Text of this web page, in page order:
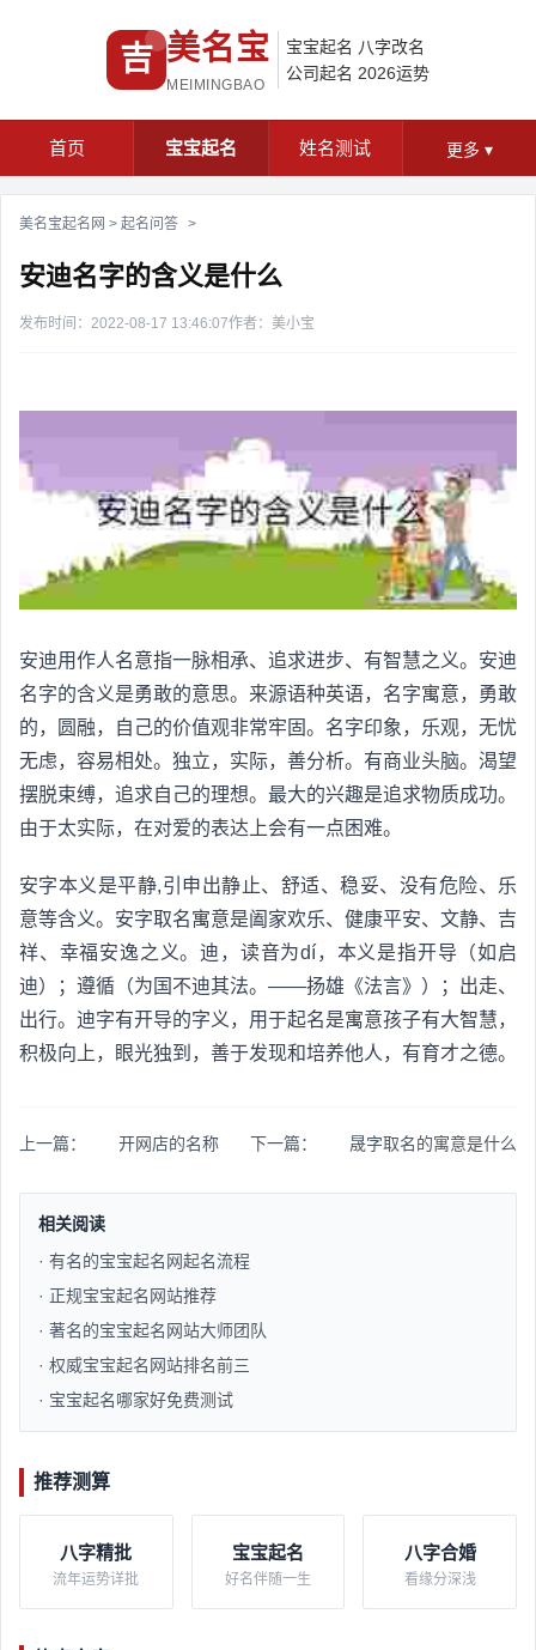
吉 美名宝
MEIMINGBAO
宝宝起名 八字改名
公司起名 2026运势
首页 宝宝起名 姓名测试 更多 ▾
美名宝起名网 > 起名问答 >
安迪名字的含义是什么
发布时间：2022-08-17 13:46:07作者：美小宝
安迪用作人名意指一脉相承、追求进步、有智慧之义。安迪
名字的含义是勇敢的意思。来源语种英语，名字寓意，勇敢
的，圆融，自己的价值观非常牢固。名字印象，乐观，无忧
无虑，容易相处。独立，实际，善分析。有商业头脑。渴望
摆脱束缚，追求自己的理想。最大的兴趣是追求物质成功。
由于太实际，在对爱的表达上会有一点困难。
安字本义是平静,引申出静止、舒适、稳妥、没有危险、乐
意等含义。安字取名寓意是阖家欢乐、健康平安、文静、吉
祥、幸福安逸之义。迪，读音为dí，本义是指开导（如启
迪）；遵循（为国不迪其法。——扬雄《法言》）；出走、
出行。迪字有开导的字义，用于起名是寓意孩子有大智慧，
积极向上，眼光独到，善于发现和培养他人，有育才之德。
上一篇： 开网店的名称 下一篇： 晟字取名的寓意是什么
相关阅读
· 有名的宝宝起名网起名流程​
· 正规宝宝起名网站推荐​
· 著名的宝宝起名网站大师团队​
· 权威宝宝起名网站排名前三​
· 宝宝起名哪家好免费测试​
推荐测算
八字精批
流年运势详批
宝宝起名
好名伴随一生
八字合婚
看缘分深浅